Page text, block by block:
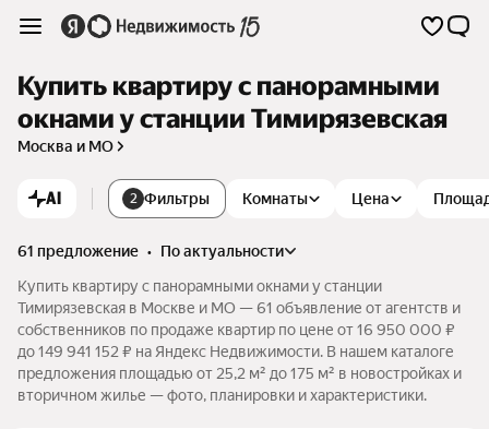
Купить квартиру с панорамными
окнами у станции Тимирязевская
Москва и МО
AI 2 Фильтры Комнаты Цена
61 предложение •
по актуальности
Купить квартиру с панорамными окнами у станции
Тимирязевская в Москве и МО — 61 объявление от агентств и
собственников по продаже квартир по цене от 16 950 000 ₽
до 149 941 152 ₽ на Яндекс Недвижимости. В нашем каталоге
предложения площадью от 25,2 м² до 175 м² в новостройках и
вторичном жилье — фото, планировки и характеристики.